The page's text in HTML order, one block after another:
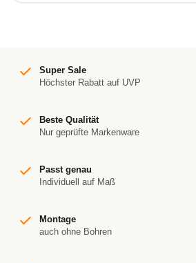
Super Sale
Höchster Rabatt auf UVP
Beste Qualität
Nur geprüfte Markenware
Passt genau
Individuell auf Maß
Montage
auch ohne Bohren